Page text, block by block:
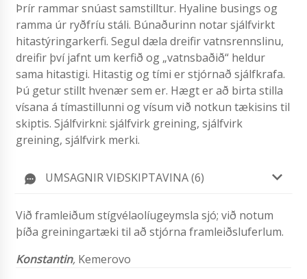
Þrír rammar snúast samstilltur. Hyaline busings og
ramma úr ryðfríu stáli. Búnaðurinn notar sjálfvirkt
hitastýringarkerfi. Segul dæla dreifir vatnsrennslinu,
dreifir því jafnt um kerfið og „vatnsbaðið“ heldur
sama hitastigi. Hitastig og tími er stjórnað sjálfkrafa.
Þú getur stillt hvenær sem er. Hægt er að birta stilla
vísana á tímastillunni og vísum við notkun tækisins til
skiptis. Sjálfvirkni: sjálfvirk greining, sjálfvirk
greining, sjálfvirk merki.
UMSAGNIR VIÐSKIPTAVINA (6)
Við framleiðum stígvélaolíugeymsla sjó; við notum
þíða greiningartæki til að stjórna framleiðsluferlum.
Konstantin, Kemerovo